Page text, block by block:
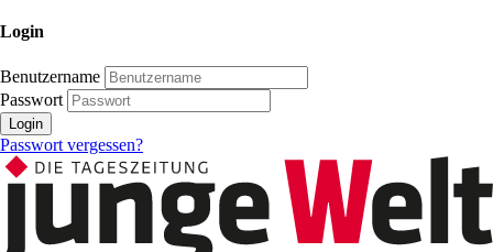
Login
Benutzername
Passwort
Login
Passwort vergessen?